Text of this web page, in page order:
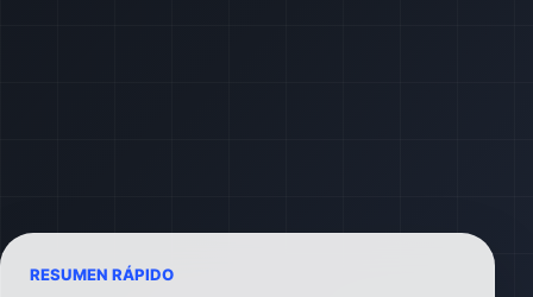
RESUMEN RÁPIDO